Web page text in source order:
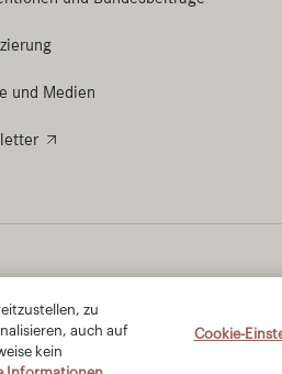
zu
auch auf
kein
Cookie-